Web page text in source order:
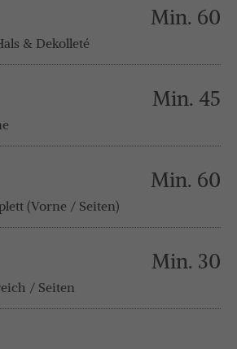
Min. 60
& Dekolleté
Min. 45
Min. 60
(Vorne / Seiten)
Min. 30
/ Seiten